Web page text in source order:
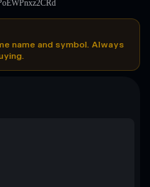
name and symbol. Always